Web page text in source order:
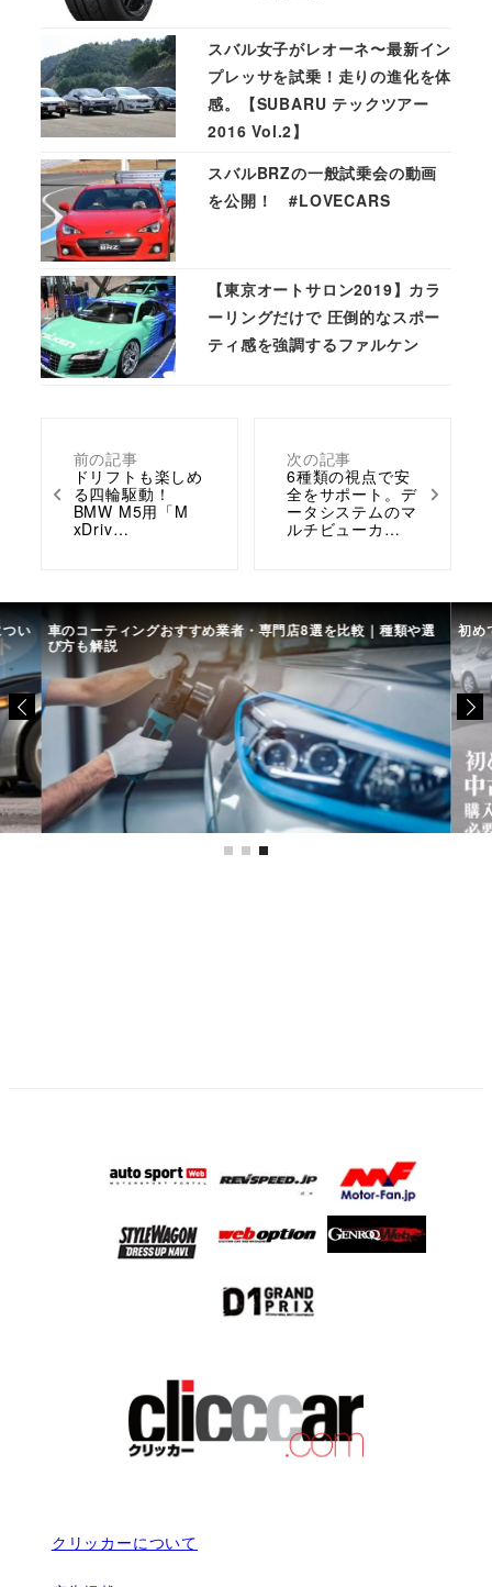
前の記事
ドリフトも楽しめ
る四輪駆動！
BMW M5用「M
xDriv…
次の記事
6種類の視点で安
全をサポート。デ
ータシステムのマ
ルチビューカ…
スバル女子がレオーネ〜最新イン
プレッサを試乗！走りの進化を体
感。【SUBARU テックツアー
2016 Vol.2】
スバルBRZの一般試乗会の動画
を公開！ #LOVECARS
【東京オートサロン2019】カラ
ーリングだけで 圧倒的なスポー
ティ感を強調するファルケン
い 車のコーティングおすすめ業者・専門店8選を比較｜種類や選
び方も解説
初め
クリッカーについて